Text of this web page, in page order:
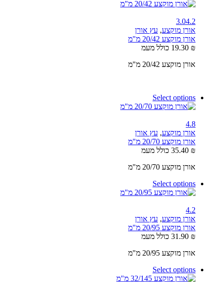
3.04.2
אורן מוקצע, עץ אורן
אורן מוקצע 20/42 מ"מ
19.30 ₪
כולל מעמ
אורן מוקצע 20/42 מ"מ
Select options
4.8
אורן מוקצע, עץ אורן
אורן מוקצע 20/70 מ"מ
35.40 ₪
כולל מעמ
אורן מוקצע 20/70 מ"מ
Select options
4.2
אורן מוקצע, עץ אורן
אורן מוקצע 20/95 מ"מ
31.90 ₪
כולל מעמ
אורן מוקצע 20/95 מ"מ
Select options